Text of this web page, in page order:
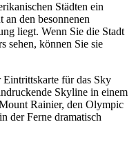
Städten ein
den besonnenen
liegt. Wenn Sie die Stadt
sehen, können Sie sie
für das Sky
Skyline in einem
Rainier, den Olympic
der Ferne dramatisch